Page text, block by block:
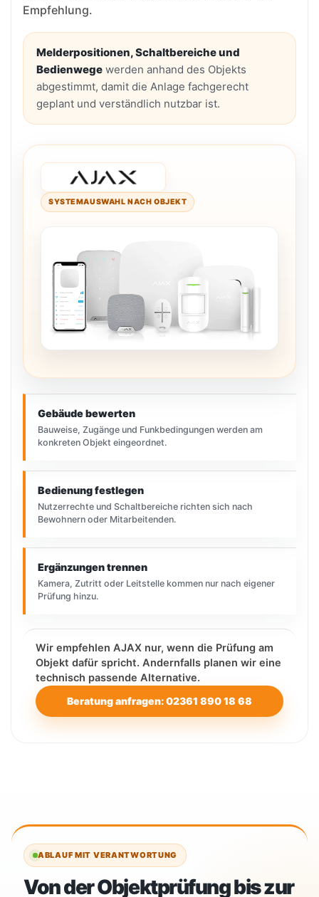
Empfehlung.
Melderpositionen, Schaltbereiche und
Bedienwege werden anhand des Objekts
abgestimmt, damit die Anlage fachgerecht
geplant und verständlich nutzbar ist.
SYSTEMAUSWAHL NACH OBJEKT
Gebäude bewerten
Bauweise, Zugänge und Funkbedingungen werden am
konkreten Objekt eingeordnet.
Bedienung festlegen
Nutzerrechte und Schaltbereiche richten sich nach
Bewohnern oder Mitarbeitenden.
Ergänzungen trennen
Kamera, Zutritt oder Leitstelle kommen nur nach eigener
Prüfung hinzu.
Wir empfehlen AJAX nur, wenn die Prüfung am
Objekt dafür spricht. Andernfalls planen wir eine
technisch passende Alternative.
Beratung anfragen: 02361 890 18 68
ABLAUF MIT VERANTWORTUNG
Von der Objektprüfung bis zur